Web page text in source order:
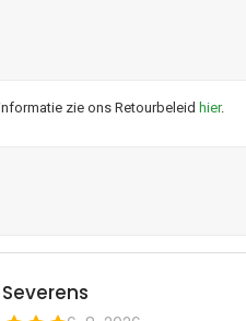
zie ons Retourbeleid hier.